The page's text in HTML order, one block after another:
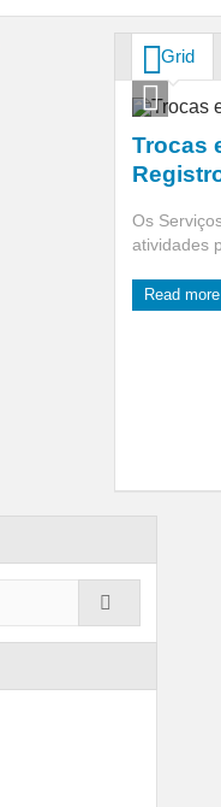
Grid
Trocas
Os
atividades
Read more